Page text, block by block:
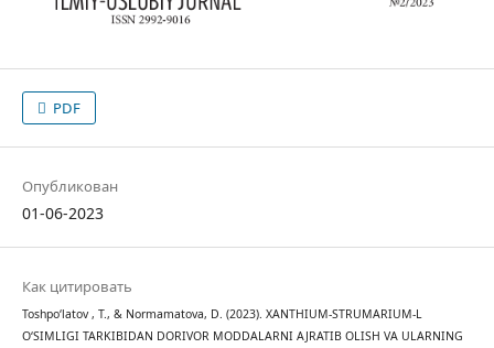
PDF
Опубликован
01-06-2023
Как цитировать
Toshpo‘latov , T., & Normamatova, D. (2023). XANTHIUM-STRUMARIUM-L
O‘SIMLIGI TARKIBIDAN DORIVOR MODDALARNI AJRATIB OLISH VA ULARNING